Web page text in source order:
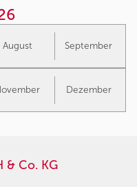
August September
Dezember
& Co. KG